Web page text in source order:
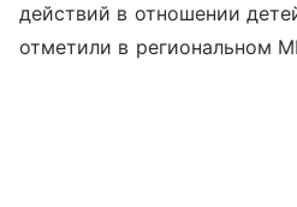
действий в отношении
отметили в региональном